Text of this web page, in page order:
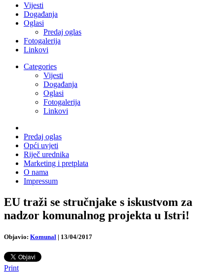
Vijesti
Događanja
Oglasi
Predaj oglas
Fotogalerija
Linkovi
Categories
Vijesti
Događanja
Oglasi
Fotogalerija
Linkovi
Predaj oglas
Opći uvjeti
Riječ urednika
Marketing i pretplata
O nama
Impressum
EU traži se stručnjake s iskustvom za
nadzor komunalnog projekta u Istri!
Objavio: Komunal | 13/04/2017
Print